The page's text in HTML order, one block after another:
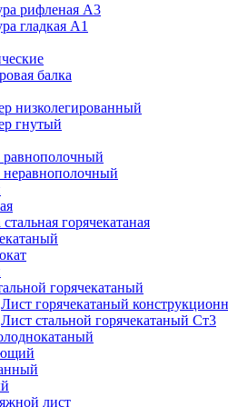
рифленая А3
гладкая А1
балка
низколегированный
гнутый
равнополочный
неравнополочный
горячекатаная
горячекатаный
Лист горячекатаный
Лист стальной горячекатаный Ст3
лист